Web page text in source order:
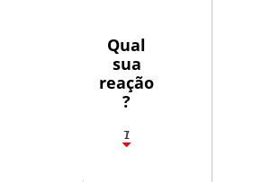
Qual
sua
reação
?
1
7